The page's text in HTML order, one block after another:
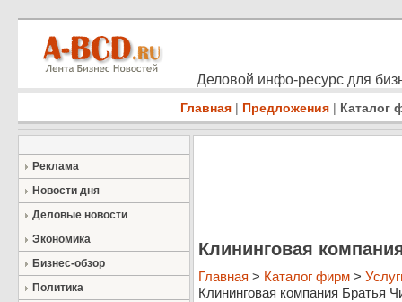
Деловой инфо-ресурс для
Главная | Предложения | Каталог
Реклама
Новости дня
Деловые новости
Экономика
Бизнес-обзор
Политика
Клининговая
Главная > Каталог фирм >
Клининговая компания Братья